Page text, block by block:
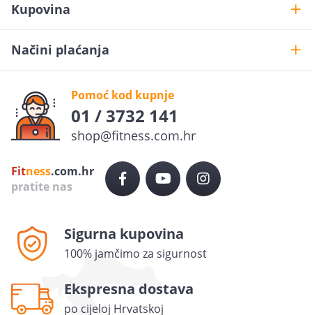
Prijavi se na newsletter i ostvari 10% popusta na prvu
narudžbu.
Ovime dajem privolu da se moj osobni podatak (e-mail
adresa) koristi u marketinške svrhe (primanje
newslettera i obavijesti o promotivnim aktivnostima)
Sensus grupe d.o.o. (internet trgovina Fitness.com.hr)
Kupovina
Načini plaćanja
Pomoć kod kupnje
01 / 3732 141
shop@fitness.com.hr
Fitness.com.hr
pratite nas
Sigurna kupovina
100% jamčimo za sigurnost
Ekspresna dostava
po cijeloj Hrvatskoj